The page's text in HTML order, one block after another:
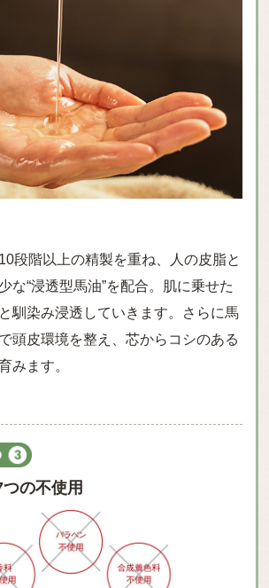
段階以上の精製を重ね、人の皮脂と
な“浸透型馬油”を配合。肌に乗せた
馴染み浸透していきます。さらに馬
頭皮環境を整え、芯からコシのある
みます。
の不使用